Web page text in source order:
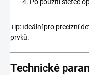
Po použití štětec
Tip: Ideální pro precizní
prvků.
Technické